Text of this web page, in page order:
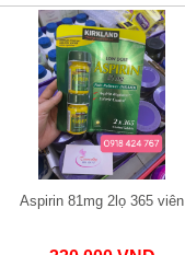
Aspirin 81mg 2lọ 365 viên